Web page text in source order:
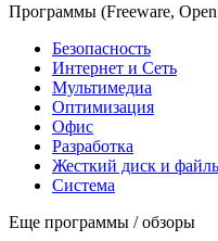
Программы (Freeware,
Безопасность
Интернет и Сеть
Мультимедиа
Оптимизация
Офис
Разработка
Жесткий диск и
Система
Еще программы / обзоры